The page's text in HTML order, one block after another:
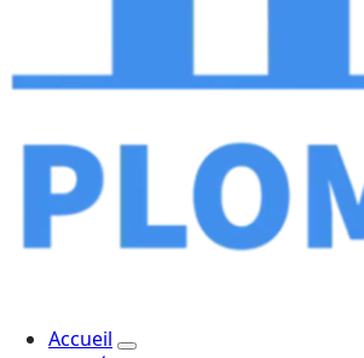
Plombier Chauffagiste
Accueil